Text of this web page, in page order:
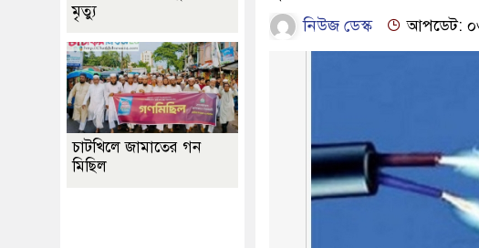
নিউজ ডেস্ক আপডেট:
মৃত্যু
চাটখিলে জামাতের গন
মিছিল